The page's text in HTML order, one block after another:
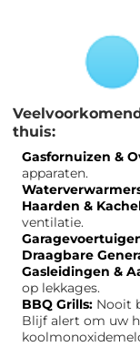
thuis:
Gasfornuizen &
apparaten.
Haarden &
ventilatie.
Draagbare
Gasleidingen &
op lekkages.
BBQ Grills: Nooit
Blijf alert om uw